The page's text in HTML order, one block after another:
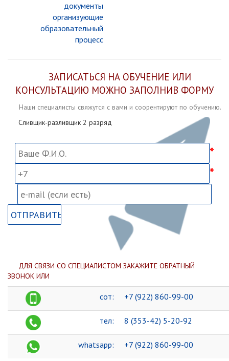
документы
организующие
образовательный
процесс
ЗАПИСАТЬСЯ НА ОБУЧЕНИЕ ИЛИ
КОНСУЛЬТАЦИЮ МОЖНО ЗАПОЛНИВ ФОРМУ
Наши специалисты свяжутся с вами и соорентируют по обучению.
Сливщик-разливщик 2 разряд
ДЛЯ СВЯЗИ СО СПЕЦИАЛИСТОМ ЗАКАЖИТЕ ОБРАТНЫЙ
ЗВОНОК ИЛИ
сот: +7 (922) 860-99-00
тел: 8 (353-42) 5-20-92
whatsapp: +7 (922)